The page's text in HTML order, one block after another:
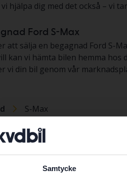
Samtycke
hjälpa dig med det också – vi
Ford S-Max
att sälja en begagnad Ford S-
kan vi hämta bilen hemma
vi din bil genom vår
S-Max
Ford Focus